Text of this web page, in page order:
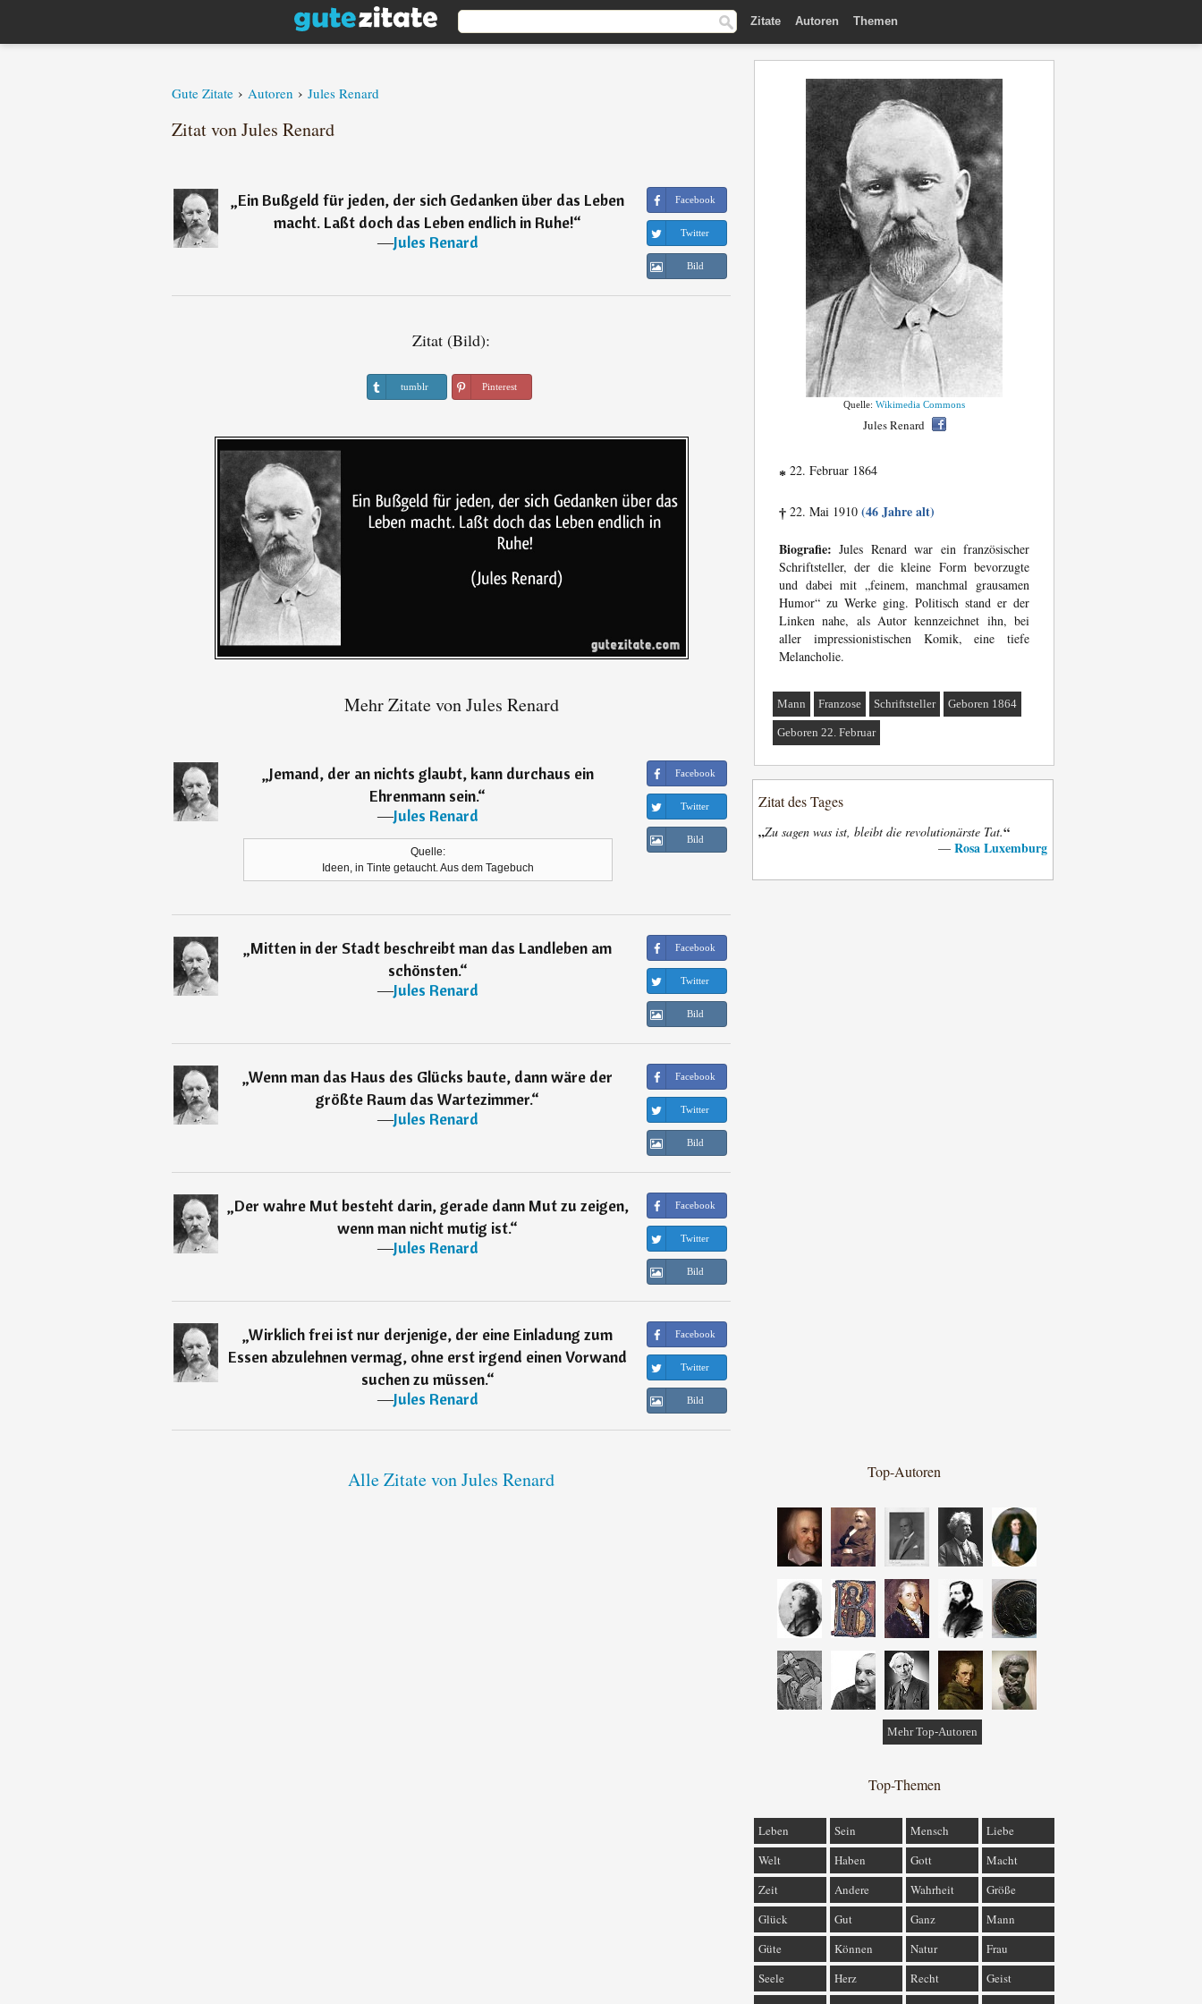
Zitate Autoren Themen
Gute Zitate › Autoren › Jules Renard
Zitat von Jules Renard
„Ein Bußgeld für jeden, der sich Gedanken über das Leben
macht. Laßt doch das Leben endlich in Ruhe!“
―Jules Renard
Facebook
Twitter
Bild
Zitat (Bild):
tumblr Pinterest
Mehr Zitate von Jules Renard
„Jemand, der an nichts glaubt, kann durchaus ein
Ehrenmann sein.“
―Jules Renard
Quelle:
Ideen, in Tinte getaucht. Aus dem Tagebuch
Facebook
Twitter
Bild
„Mitten in der Stadt beschreibt man das Landleben am
schönsten.“
―Jules Renard
Facebook
Twitter
Bild
„Wenn man das Haus des Glücks baute, dann wäre der
größte Raum das Wartezimmer.“
―Jules Renard
Facebook
Twitter
Bild
„Der wahre Mut besteht darin, gerade dann Mut zu zeigen,
wenn man nicht mutig ist.“
―Jules Renard
Facebook
Twitter
Bild
„Wirklich frei ist nur derjenige, der eine Einladung zum
Essen abzulehnen vermag, ohne erst irgend einen Vorwand
suchen zu müssen.“
―Jules Renard
Facebook
Twitter
Bild
Alle Zitate von Jules Renard
Quelle: Wikimedia Commons
Jules Renard
* 22. Februar 1864
† 22. Mai 1910 (46 Jahre alt)
Biografie: Jules Renard war ein französischer
Schriftsteller, der die kleine Form bevorzugte
und dabei mit „feinem, manchmal grausamen
Humor“ zu Werke ging. Politisch stand er der
Linken nahe, als Autor kennzeichnet ihn, bei
aller impressionistischen Komik, eine tiefe
Melancholie.
Mann Franzose Schriftsteller Geboren 1864
Geboren 22. Februar
Zitat des Tages
„Zu sagen was ist, bleibt die revolutionärste Tat.“
— Rosa Luxemburg
Top-Autoren
Mehr Top-Autoren
Top-Themen
Leben Sein Mensch
Liebe
Welt
Haben Gott
Macht
Zeit
Andere Wahrheit
Größe
Glück
Gut Ganz
Mann
Güte
Können Natur
Frau
Seele
Herz Recht
Geist